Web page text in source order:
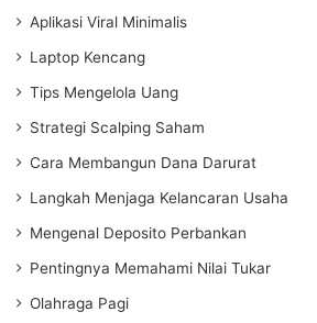
Aplikasi Viral Minimalis
Laptop Kencang
Tips Mengelola Uang
Strategi Scalping Saham
Cara Membangun Dana Darurat
Langkah Menjaga Kelancaran Usaha
Mengenal Deposito Perbankan
Pentingnya Memahami Nilai Tukar
Olahraga Pagi